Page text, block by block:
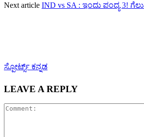
Next article IND vs SA : ಇಂದು ಪಂದ್ಯ 3!
ಸ್ಪೋರ್ಟ್ಸ್ ಕನ್ನಡ
LEAVE A REPLY